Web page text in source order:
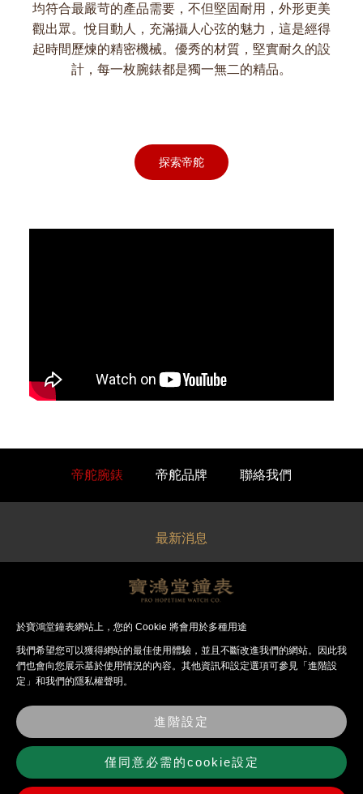
均符合最嚴苛的產品需要，不但堅固耐用，外形更美
觀出眾。悅目動人，充滿攝人心弦的魅力，這是經得
起時間歷煉的精密機械。優秀的材質，堅實耐久的設
計，每一枚腕錶都是獨一無二的精品。
探索帝舵
帝舵腕錶 帝舵品牌 聯絡我們
最新消息
關於寶鴻堂
經銷品牌
法律聲明
聯絡我們
於寶鴻堂鐘表網站上，您的 Cookie 將會用於多種用途
我們希望您可以獲得網站的最佳使⽤體驗，並且不斷改進我們的網站。因此我
們也會向您展⽰基於使⽤情況的內容。其他資訊和設定選項可參見「進階設
定」和我們的隱私權聲明。
進階設定
僅同意必需的cookie設定